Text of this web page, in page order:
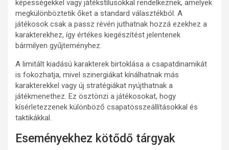
képességekkel vagy játékstílusokkal rendelkeznek, amelyek
megkülönböztetik őket a standard választékból. A
játékosok csak a passz révén juthatnak hozzá ezekhez a
karakterekhez, így értékes kiegészítést jelentenek
bármilyen gyűjteményhez.
A limitált kiadású karakterek birtoklása a csapatdinamikát
is fokozhatja, mivel szinergiákat kínálhatnak más
karakterekkel vagy új stratégiákat nyújthatnak a
játékmenethez. Ez ösztönzi a játékosokat, hogy
kísérletezzenek különböző csapatösszeállításokkal és
taktikákkal.
Eseményekhez kötődő tárgyak